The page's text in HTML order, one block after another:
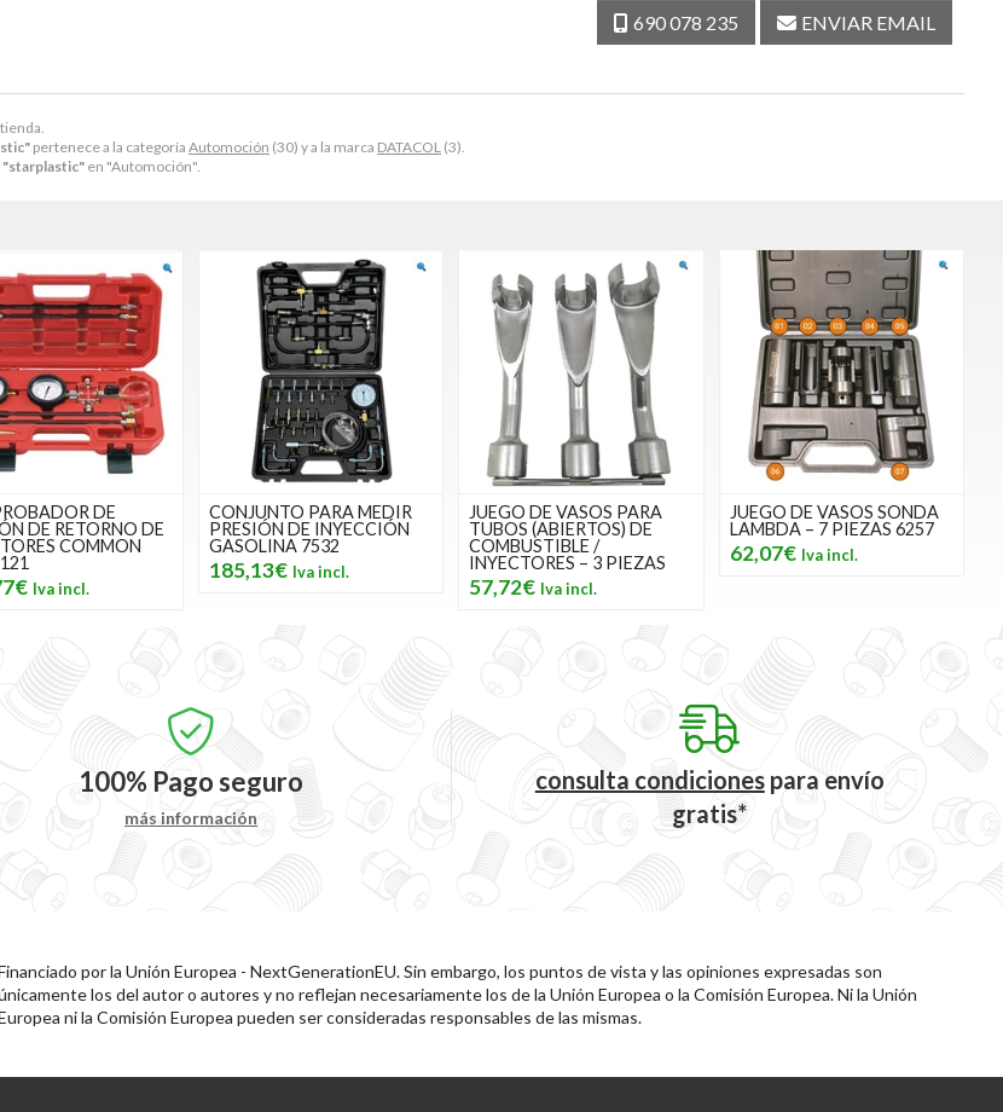
pertenece a la categoría Automoción (30) y a la marca DATACOL (3).
"starplastic" en "Automoción".
690 078 235 ENVIAR EMAIL
DE
DE RETORNO DE
COMMON
CONJUNTO PARA MEDIR
PRESIÓN DE INYECCIÓN
GASOLINA 7532
185,13€
JUEGO DE VASOS PARA
TUBOS (ABIERTOS) DE
COMBUSTIBLE /
INYECTORES – 3 PIEZAS
57,72€
JUEGO DE VASOS SONDA
LAMBDA – 7 PIEZAS 6257
62,07€
100% Pago seguro
más información
consulta condicionespara envío
gratis*
por la Unión Europea - NextGenerationEU. Sin embargo, los puntos de vista y las opiniones expresadas son
los del autor o autores y no reflejan necesariamente los de la Unión Europea o la Comisión Europea. Ni la Unión
ni la Comisión Europea pueden ser consideradas responsables de las mismas.